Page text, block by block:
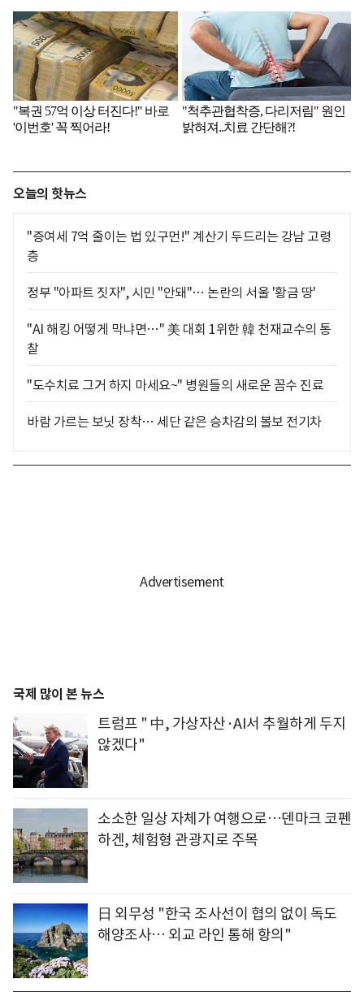
오늘의 핫뉴스
"증여세 7억 줄이는 법 있구먼!" 계산기 두드리는 강남 고령
층
정부 "아파트 짓자", 시민 "안돼"… 논란의 서울 '황금 땅'
"AI 해킹 어떻게 막냐면…" 美 대회 1위한 韓 천재교수의 통
찰
"도수치료 그거 하지 마세요~" 병원들의 새로운 꼼수 진료
바람 가르는 보닛 장착… 세단 같은 승차감의 볼보 전기차
국제 많이 본 뉴스
트럼프 " 中, 가상자산·AI서 추월하게 두지
않겠다"
소소한 일상 자체가 여행으로…덴마크 코펜
하겐, 체험형 관광지로 주목
日 외무성 "한국 조사선이 협의 없이 독도
해양조사… 외교 라인 통해 항의"